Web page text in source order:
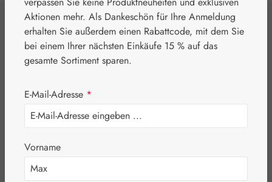
⌂ Gall Pharma Aminosäuren
L-Ornithin / L-
Tryptophan 1:1
GPH Kapseln
Aktionen mehr. Als Dankeschön für Ihre Anmeldung
erhalten Sie außerdem einen Rabattcode, mit dem Sie
bei einem Ihrer nächsten Einkäufe 15 % auf das
gesamte Sortiment sparen.
E-Mail-Adresse *
Vorname